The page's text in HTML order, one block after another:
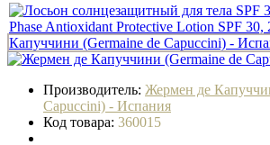
Производитель: Жермен де
Capuccini) - Испания
Код товара: 360015